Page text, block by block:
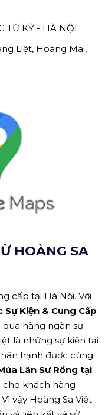
TỨ KỲ - HÀ NỘI
Liệt, Hoàng Mai,
HOÀNG SA
cấp tại Hà Nội. Với
Sự Kiện & Cung Cấp
hàng ngàn sự
là những sự kiện tại
hạnh được cùng
Lân Sư Rồng tại
cho khách hàng
vậy Hoàng Sa Việt